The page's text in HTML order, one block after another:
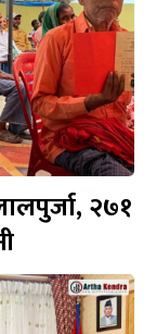
२७१